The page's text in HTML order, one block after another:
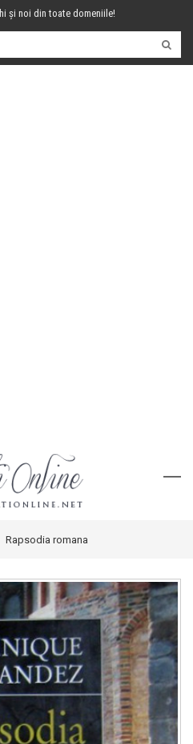
și noi din toate domeniile!
Rapsodia romana